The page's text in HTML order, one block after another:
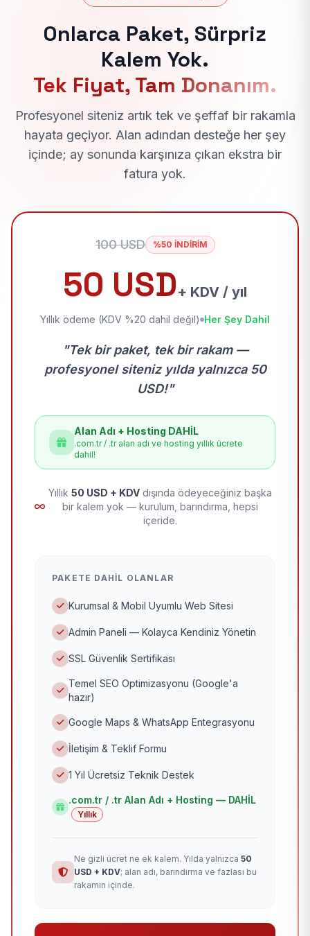
Onlarca Paket, Sürpriz
Kalem Yok.
Tek Fiyat, Tam Donanım.
Profesyonel siteniz artık tek ve şeffaf bir rakamla
hayata geçiyor. Alan adından desteğe her şey
içinde; ay sonunda karşınıza çıkan ekstra bir
fatura yok.
100 USD %50 İNDİRİM
50 USD+ KDV / yıl
Yıllık ödeme (KDV %20 dahil değil) Her Şey Dahil
"Tek bir paket, tek bir rakam —
profesyonel siteniz yılda yalnızca 50
USD!"
Alan Adı + Hosting DAHİL
.com.tr / .tr alan adı ve hosting yıllık ücrete
dahil!
Yıllık 50 USD + KDV dışında ödeyeceğiniz başka
bir kalem yok — kurulum, barındırma, hepsi
içeride.
PAKETE DAHIL OLANLAR
Kurumsal & Mobil Uyumlu Web Sitesi
Admin Paneli — Kolayca Kendiniz Yönetin
SSL Güvenlik Sertifikası
Temel SEO Optimizasyonu (Google'a
hazır)
Google Maps & WhatsApp Entegrasyonu
İletişim & Teklif Formu
1 Yıl Ücretsiz Teknik Destek
.com.tr / .tr Alan Adı + Hosting — DAHİL
Yıllık
Ne gizli ücret ne ek kalem. Yılda yalnızca 50
USD + KDV; alan adı, barındırma ve fazlası bu
rakamın içinde.